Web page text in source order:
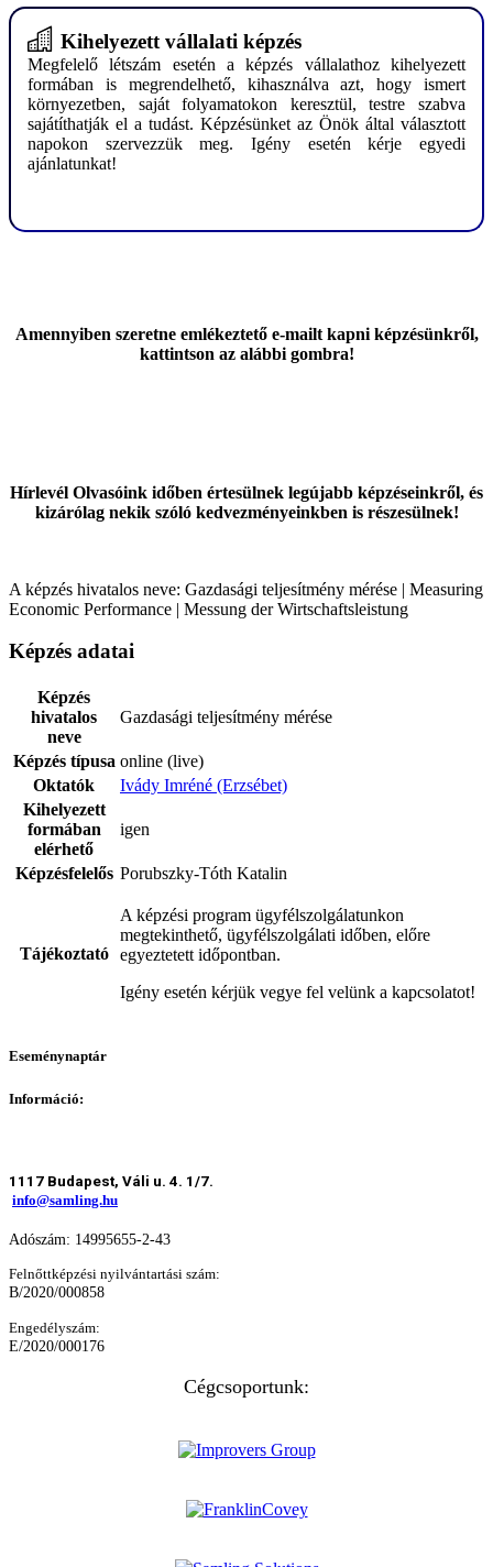
Kihelyezett vállalati képzés
Megfelelő létszám esetén a képzés vállalathoz kihelyezett
formában is megrendelhető, kihasználva azt, hogy ismert
környezetben, saját folyamatokon keresztül, testre szabva
sajátíthatják el a tudást. Képzésünket az Önök által választott
napokon szervezzük meg. Igény esetén kérje egyedi
ajánlatunkat!
Amennyiben szeretne emlékeztető e-mailt kapni képzésünkről,
kattintson az alábbi gombra!
Hírlevél Olvasóink időben értesülnek legújabb képzéseinkről, és
kizárólag nekik szóló kedvezményeinkben is részesülnek!
A képzés hivatalos neve: Gazdasági teljesítmény mérése | Measuring
Economic Performance | Messung der Wirtschaftsleistung
Képzés adatai
Képzés
hivatalos
neve
Gazdasági teljesítmény mérése
Képzés típusa online (live)
Oktatók
Ivády Imréné (Erzsébet)
Kihelyezett
formában
elérhető
igen
Képzésfelelős Porubszky-Tóth Katalin
Tájékoztató
A képzési program ügyfélszolgálatunkon
megtekinthető, ügyfélszolgálati időben, előre
egyeztetett időpontban.
Igény esetén kérjük vegye fel velünk a kapcsolatot!
Eseménynaptár
Információ:
1117 Budapest, Váli u. 4. 1/7.
info@samling.hu
Adószám: 14995655-2-43
Felnőttképzési nyilvántartási szám:
B/2020/000858
Engedélyszám:
E/2020/000176
Cégcsoportunk: